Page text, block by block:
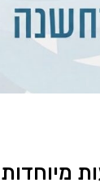
מיוחדות